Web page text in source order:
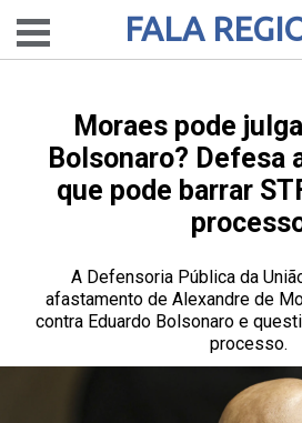
FALA
Moraes pode
Bolsonaro? Defesa
que pode barrar
A Defensoria Pública da
afastamento de Alexandre de
contra Eduardo Bolsonaro e
processo.